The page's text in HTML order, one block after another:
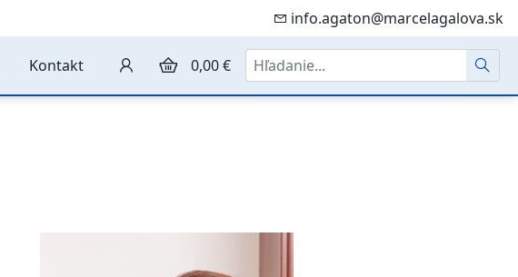
info.agaton@marcelagalova.sk
Kontakt 0,00 € Hľadať